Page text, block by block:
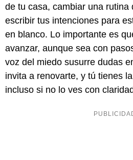
de tu casa, cambiar una rutina
escribir tus intenciones para
en blanco. Lo importante es
avanzar, aunque sea con
voz del miedo susurre dudas
invita a renovarte, y tú tienes
incluso si no lo ves con